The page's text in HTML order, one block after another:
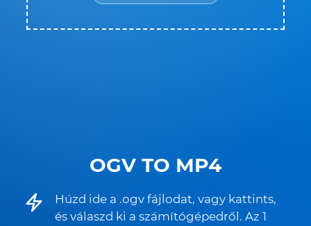
OGV TO MP4
Húzd ide a .ogv fájlodat, vagy kattints,
és válaszd ki a számítógépedről. Az 1